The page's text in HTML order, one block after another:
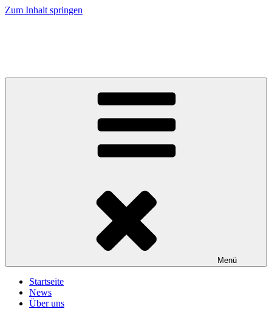
Zum Inhalt springen
Menü
Startseite
News
Über uns